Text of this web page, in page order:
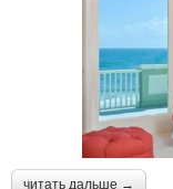
читать дальше →